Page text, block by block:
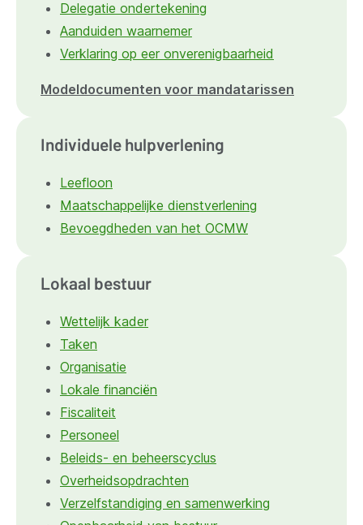
Delegatie ondertekening
Aanduiden waarnemer
Verklaring op eer onverenigbaarheid
Modeldocumenten voor mandatarissen
Individuele hulpverlening
Leefloon
Maatschappelijke dienstverlening
Bevoegdheden van het OCMW
Lokaal bestuur
Wettelijk kader
Taken
Organisatie
Lokale financiën
Fiscaliteit
Personeel
Beleids- en beheerscyclus
Overheidsopdrachten
Verzelfstandiging en samenwerking